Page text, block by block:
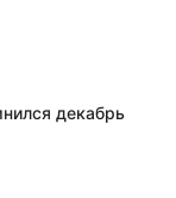
декабрь